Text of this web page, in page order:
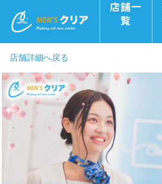
店舗一
覧
店舗詳細へ戻る